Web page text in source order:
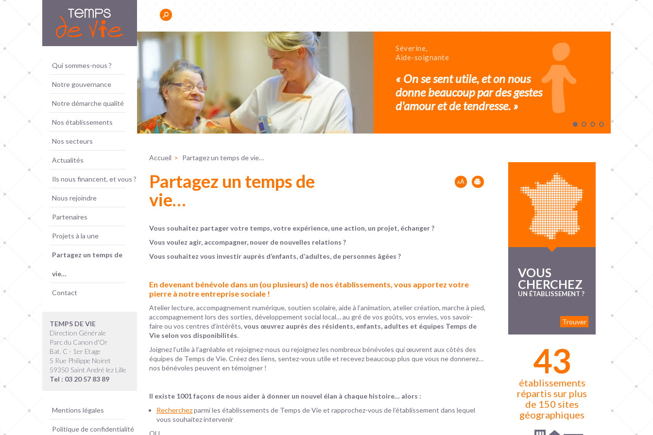
Panneau de gestion des cookies
Qui sommes-nous ?
Notre gouvernance
Notre démarche qualité
Nos établissements
Nos secteurs
Actualités
Ils nous financent, et vous ?
Nous rejoindre
Partenaires
Projets à la une
Partagez un temps de
vie…
Contact
TEMPS DE VIE
Direction Générale
Parc du Canon d'Or
Bat. C - 1er Etage
5 Rue Philippe Noiret
59350 Saint André lez Lille
Tel : 03 20 57 83 89
Mentions légales
Politique de confidentialité
Sociale Jeunes
ont besoin d'un
d'un
se reposer. »
Séverine,
Aide-soignante
« On se sent utile, et on nous
donne beaucoup par des gestes
d'amour et de tendresse. »
Accueil Partagez un temps de vie…
Partagez un temps de
vie…
Vous souhaitez partager votre temps, votre expérience, une action, un projet, échanger ?
Vous voulez agir, accompagner, nouer de nouvelles relations ?
Vous souhaitez vous investir auprès d’enfants, d’adultes, de personnes âgées ?
En devenant bénévole dans un (ou plusieurs) de nos établissements, vous apportez votre
pierre à notre entreprise sociale !
Atelier lecture, accompagnement numérique, soutien scolaire, aide à l’animation, atelier création, marche à pied,
accompagnement lors des sorties, développement social local… au gré de vos goûts, vos envies, vos savoir-
faire ou vos centres d’intérêts, vous œuvrez auprès des résidents, enfants, adultes et équipes Temps de
Vie selon vos disponibilités.
Joignez l’utile à l’agréable et rejoignez-nous ou rejoignez les nombreux bénévoles qui œuvrent aux côtés des
équipes de Temps de Vie. Créez des liens, sentez-vous utile et recevez beaucoup plus que vous ne donnerez…
nos bénévoles peuvent en témoigner !
Il existe 1001 façons de nous aider à donner un nouvel élan à chaque histoire… alors :
Recherchezparmi les établissements de Temps de Vie et rapprochez-vous de l’établissement dans lequel
vous souhaitez intervenir
OU
VOUS
CHERCHEZ
UN ÉTABLISSEMENT ?
Trouver
43
établissements
répartis sur plus
de 150 sites
géographiques